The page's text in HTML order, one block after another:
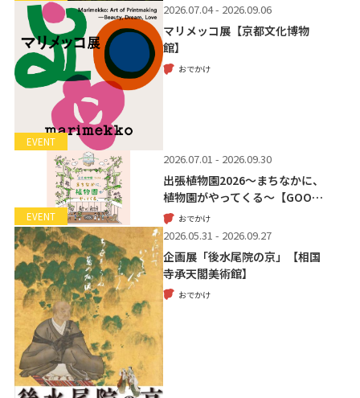
EVENT
2026.07.04 - 2026.09.06
マリメッコ展【京都文化博物
館】
おでかけ
EVENT
2026.07.01 - 2026.09.30
出張植物園2026～まちなかに、
植物園がやってくる～【GOO…
おでかけ
2026.05.31 - 2026.09.27
企画展「後水尾院の京」【相国
寺承天閣美術館】
おでかけ